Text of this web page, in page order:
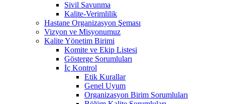
Sivil Savunma
Kalite-Verimlilik
Hastane Organizasyon Şeması
Vizyon ve Misyonumuz
Kalite Yönetim Birimi
Komite ve Ekip Listesi
Gösterge Sorumluları
İç Kontrol
Etik Kurallar
Genel Uyum
Organizasyon Birim Sorumluları